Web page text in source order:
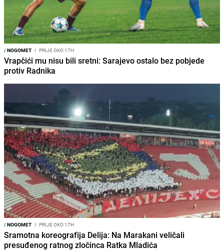
/NOGOMET I PRIJE OKO 17H
Vrapčići mu nisu bili sretni: Sarajevo ostalo bez pobjede
protiv Radnika
/NOGOMET I PRIJE OKO 17H
Sramotna koreografija Delija: Na Marakani veličali
presuđenog ratnog zločinca Ratka Mladića